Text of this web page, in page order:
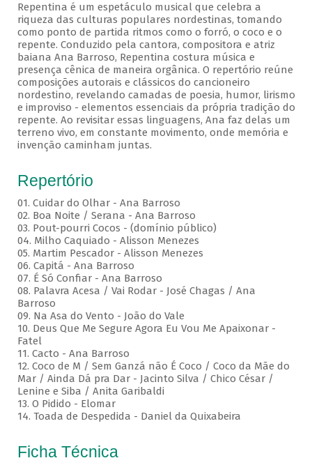
Repentina é um espetáculo musical que celebra a
riqueza das culturas populares nordestinas, tomando
como ponto de partida ritmos como o forró, o coco e o
repente. Conduzido pela cantora, compositora e atriz
baiana Ana Barroso, Repentina costura música e
presença cênica de maneira orgânica. O repertório reúne
composições autorais e clássicos do cancioneiro
nordestino, revelando camadas de poesia, humor, lirismo
e improviso - elementos essenciais da própria tradição do
repente. Ao revisitar essas linguagens, Ana faz delas um
terreno vivo, em constante movimento, onde memória e
invenção caminham juntas.
Repertório
01. Cuidar do Olhar - Ana Barroso
02. Boa Noite / Serana - Ana Barroso
03. Pout-pourri Cocos - (domínio público)
04. Milho Caquiado - Alisson Menezes
05. Martim Pescador - Alisson Menezes
06. Capitá - Ana Barroso
07. É Só Confiar - Ana Barroso
08. Palavra Acesa / Vai Rodar - José Chagas / Ana
Barroso
09. Na Asa do Vento - João do Vale
10. Deus Que Me Segure Agora Eu Vou Me Apaixonar -
Fatel
11. Cacto - Ana Barroso
12. Coco de M / Sem Ganzá não É Coco / Coco da Mãe do
Mar / Ainda Dá pra Dar - Jacinto Silva / Chico César /
Lenine e Siba / Anita Garibaldi
13. O Pidido - Elomar
14. Toada de Despedida - Daniel da Quixabeira
Ficha Técnica